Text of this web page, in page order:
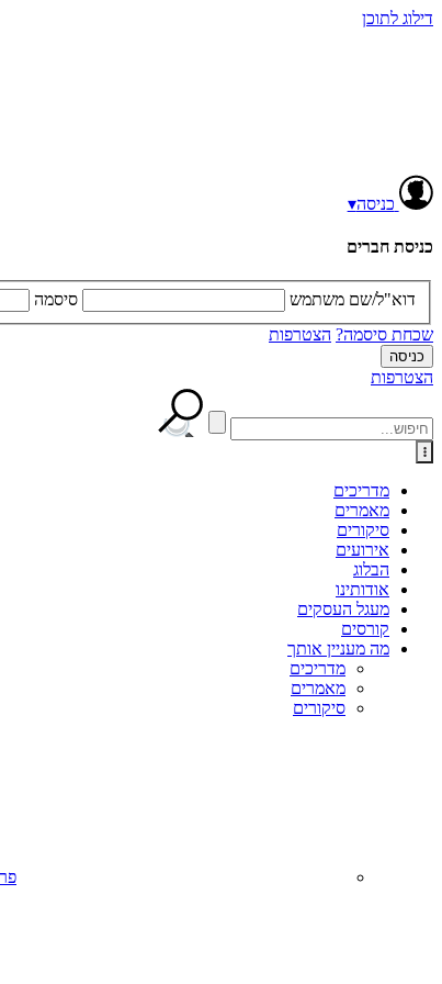
דילוג לתוכן
כניסה▾
כניסת חברים
דוא"ל/שם משתמש
סיסמה
שכחת סיסמה? הצטרפות
הצטרפות
מדריכים
מאמרים
סיקורים
אירועים
הבלוג
אודותינו
מעגל העסקים
קורסים
מה מעניין אותך
מדריכים
מאמרים
סיקורים